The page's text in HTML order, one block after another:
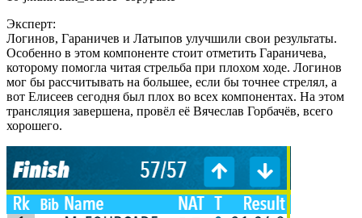
Эксперт:
Логинов, Гараничев и Латыпов улучшили свои результаты.
Особенно в этом компоненте стоит отметить Гараничева,
которому помогла читая стрельба при плохом ходе. Логинов
мог бы рассчитывать на большее, если бы точнее стрелял, а
вот Елисеев сегодня был плох во всех компонентах. На этом
трансляция завершена, провёл её Вячеслав Горбачёв, всего
хорошего.